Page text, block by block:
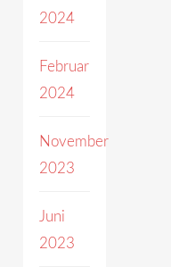
2024
Februar
2024
November
2023
Juni
2023